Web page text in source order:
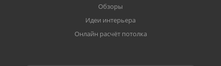
Обзоры
Идеи интерьера
Онлайн расчёт потолка